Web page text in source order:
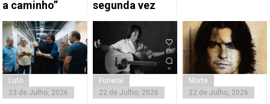
a caminho”
segunda vez
Luto
23 de Julho, 2026
Funeral
22 de Julho, 2026
Morte
22 de Julho, 2026